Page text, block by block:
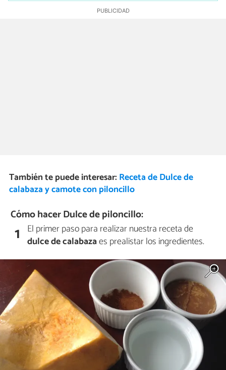
También te puede interesar: Receta de Dulce de
calabaza y camote con piloncillo
Cómo hacer Dulce de piloncillo:
1 El primer paso para realizar nuestra receta de
dulce de calabazaes prealistar los ingredientes.